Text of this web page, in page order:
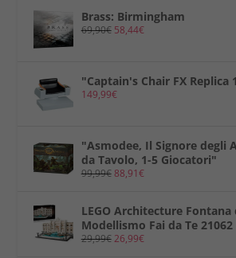
Brass: Birmingham
69,90€ 58,44€
"Captain's Chair FX Replica
149,99€
"Asmodee, Il Signore degli
da Tavolo, 1-5 Giocatori"
99,99€88,91€
LEGO Architecture
Modellismo Fai da Te 21062
29,99€26,99€